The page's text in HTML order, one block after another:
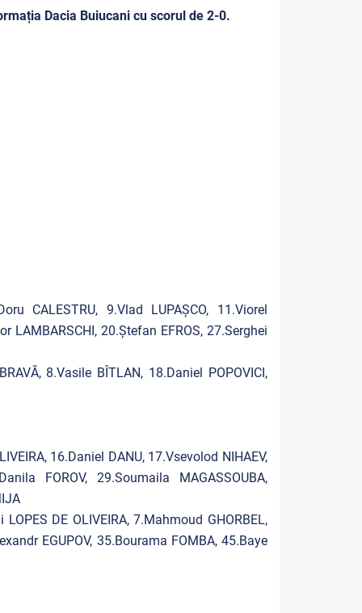
Dacia Buiucani cu scorul de 2-0.
CALESTRU, 9.Vlad LUPAȘCO, 11.Viorel
LAMBARSCHI, 20.Ștefan EFROS, 27.Serghei
8.Vasile BÎTLAN, 18.Daniel POPOVICI,
16.Daniel DANU, 17.Vsevolod NIHAEV,
FOROV, 29.Soumaila MAGASSOUBA,
DE OLIVEIRA, 7.Mahmoud GHORBEL,
EGUPOV, 35.Bourama FOMBA, 45.Baye